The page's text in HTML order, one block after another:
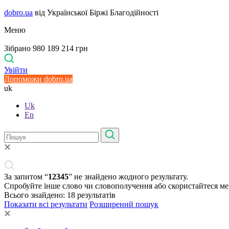
dobro.ua від Української Біржі Благодійності
Меню
Зібрано 980 189 214 грн
Увійти
Допоможи dobro.ua
uk
Uk
En
За запитом “12345” не знайдено жодного результату.
Спробуйте інше слово чи словополучення або скористайтеся
Всього знайдено: 18 результатів
Показати всі результати Розширений пошук